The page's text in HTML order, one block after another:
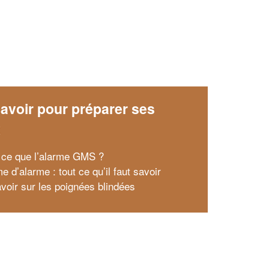
pour préparer ses
que l’alarme GMS ?
d’alarme : tout ce qu’il faut savoir
sur les poignées blindées